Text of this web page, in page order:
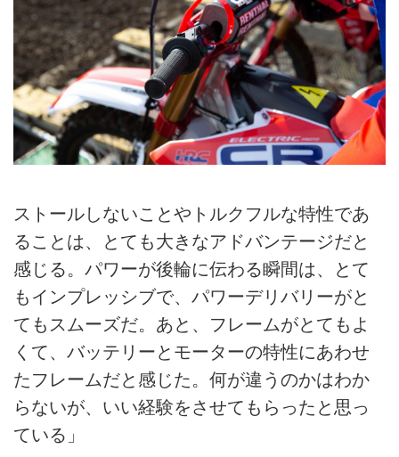
ストールしないことやトルクフルな特性であ
ることは、とても大きなアドバンテージだと
感じる。パワーが後輪に伝わる瞬間は、とて
もインプレッシブで、パワーデリバリーがと
てもスムーズだ。あと、フレームがとてもよ
くて、バッテリーとモーターの特性にあわせ
たフレームだと感じた。何が違うのかはわか
らないが、いい経験をさせてもらったと思っ
ている」